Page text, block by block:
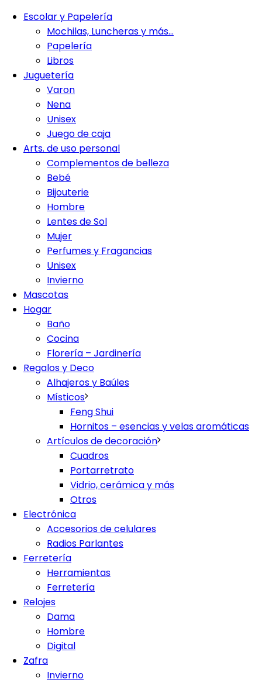
Escolar y Papelería
Mochilas, Luncheras y más…
Papelería
Libros
Juguetería
Varon
Nena
Unisex
Juego de caja
Arts. de uso personal
Complementos de belleza
Bebé
Bijouterie
Hombre
Lentes de Sol
Mujer
Perfumes y Fragancias
Unisex
Invierno
Mascotas
Hogar
Baño
Cocina
Florería – Jardinería
Regalos y Deco
Alhajeros y Baúles
Místicos
Feng Shui
Hornitos – esencias y velas aromáticas
Artículos de decoración
Cuadros
Portarretrato
Vidrio, cerámica y más
Otros
Electrónica
Accesorios de celulares
Radios Parlantes
Ferretería
Herramientas
Ferretería
Relojes
Dama
Hombre
Digital
Zafra
Invierno